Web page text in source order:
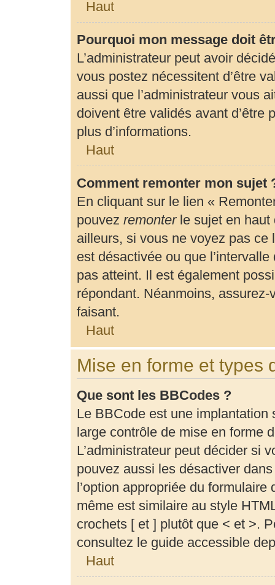
Haut
Pourquoi mon message doit
L’administrateur peut avoir
vous postez nécessitent d’être
aussi que l’administrateur vous
doivent être validés avant d’être
plus d’informations.
Haut
Comment remonter mon sujet
En cliquant sur le lien «
pouvez remonterle sujet en haut
ailleurs, si vous ne voyez pas
est désactivée ou que
pas atteint. Il est également
répondant. Néanmoins,
faisant.
Haut
Mise en forme et types
Que sont les BBCodes ?
Le BBCode est une
large contrôle de mise en forme
L’administrateur peut décider si
pouvez aussi les désactiver
l’option appropriée du
même est similaire au style
crochets [ et ] plutôt que < et >.
consultez le guide accessible
Haut